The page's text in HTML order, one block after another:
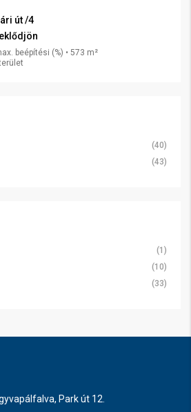
út /4
beépítési (%) • 573 m²
(40)
(43)
(1)
(10)
(33)
Park út 12.